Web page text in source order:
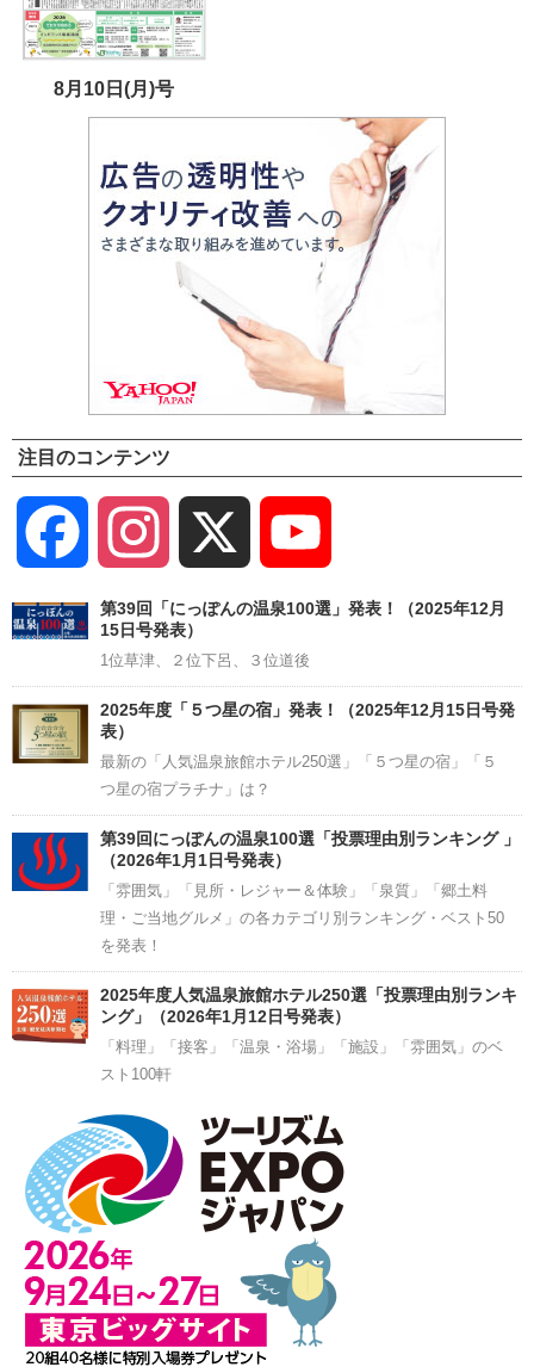
8月10日(月)号
注目のコンテンツ
Facebook Instagram
Channel
第39回「にっぽんの温泉100選」発表！（2025年12月
15日号発表）
1位草津、２位下呂、３位道後
2025年度「５つ星の宿」発表！（2025年12月15日号発
表）
最新の「人気温泉旅館ホテル250選」「５つ星の宿」「５
つ星の宿プラチナ」は？
第39回にっぽんの温泉100選「投票理由別ランキング 」
（2026年1月1日号発表）
「雰囲気」「見所・レジャー＆体験」「泉質」「郷土料
理・ご当地グルメ」の各カテゴリ別ランキング・ベスト50
を発表！
2025年度人気温泉旅館ホテル250選「投票理由別ランキ
ング」（2026年1月12日号発表）
「料理」「接客」「温泉・浴場」「施設」「雰囲気」のベ
スト100軒